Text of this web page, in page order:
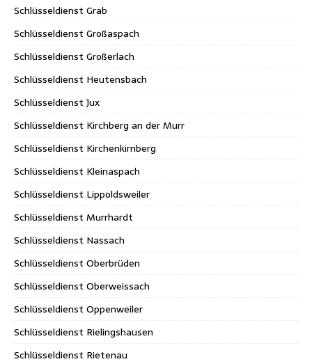
Schlüsseldienst Grab
Schlüsseldienst Großaspach
Schlüsseldienst Großerlach
Schlüsseldienst Heutensbach
Schlüsseldienst Jux
Schlüsseldienst Kirchberg an der Murr
Schlüsseldienst Kirchenkirnberg
Schlüsseldienst Kleinaspach
Schlüsseldienst Lippoldsweiler
Schlüsseldienst Murrhardt
Schlüsseldienst Nassach
Schlüsseldienst Oberbrüden
Schlüsseldienst Oberweissach
Schlüsseldienst Oppenweiler
Schlüsseldienst Rielingshausen
Schlüsseldienst Rietenau